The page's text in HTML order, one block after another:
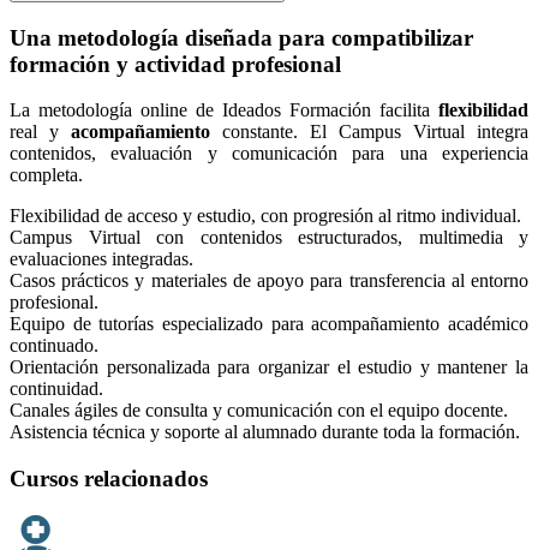
Una metodología diseñada para compatibilizar
formación y actividad profesional
La metodología online de Ideados Formación facilita flexibilidad
real y acompañamiento constante. El Campus Virtual integra
contenidos, evaluación y comunicación para una experiencia
completa.
Flexibilidad de acceso y estudio, con progresión al ritmo individual.
Campus Virtual con contenidos estructurados, multimedia y
evaluaciones integradas.
Casos prácticos y materiales de apoyo para transferencia al entorno
profesional.
Equipo de tutorías especializado para acompañamiento académico
continuado.
Orientación personalizada para organizar el estudio y mantener la
continuidad.
Canales ágiles de consulta y comunicación con el equipo docente.
Asistencia técnica y soporte al alumnado durante toda la formación.
Cursos relacionados